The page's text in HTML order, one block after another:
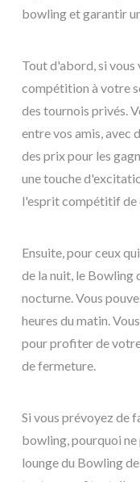
bowling et garantir
Tout d'abord, si vous
compétition à votre
des tournois privés.
entre vos amis, avec
des prix pour les
une touche
l'esprit compétitif de
Ensuite, pour ceux
de la nuit, le Bowling
nocturne. Vous
heures du matin.
pour profiter de
de fermeture.
Si vous prévoyez de
bowling, pourquoi ne
lounge du Bowling